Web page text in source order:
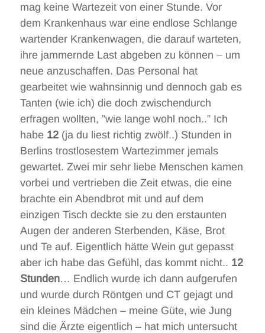
mag keine Wartezeit von einer Stunde. Vor
dem Krankenhaus war eine endlose Schlange
wartender Krankenwagen, die darauf warteten,
ihre jammernde Last abgeben zu können – um
neue anzuschaffen. Das Personal hat
gearbeitet wie wahnsinnig und dennoch gab es
Tanten (wie ich) die doch zwischendurch
erfragen wollten, ”wie lange wohl noch..” Ich
habe12(ja du liest richtig zwölf..) Stunden in
Berlins trostlosestem Wartezimmer jemals
gewartet. Zwei mir sehr liebe Menschen kamen
vorbei und vertrieben die Zeit etwas, die eine
brachte ein Abendbrot mit und auf dem
einzigen Tisch deckte sie zu den erstaunten
Augen der anderen Sterbenden, Käse, Brot
und Te auf. Eigentlich hätte Wein gut gepasst
aber ich habe das Gefühl, das kommt nicht.. 12
Stunden… Endlich wurde ich dann aufgerufen
und wurde durch Röntgen und CT gejagt und
ein kleines Mädchen – meine Güte, wie Jung
sind die Ärzte eigentlich – hat mich untersucht